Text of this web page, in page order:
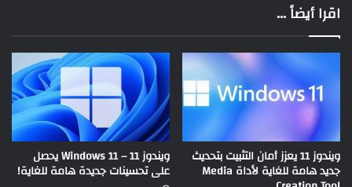
اقرا أيضاً ...
ويندوز 11 يعزز أمان التثبيت بتحديث
جديد هامة للغاية لأداة Media
ويندوز 11 – Windows 11 يحصل
على تحسينات جديدة هامة للغاية!